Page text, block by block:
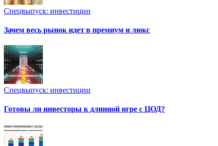
Спецвыпуск: инвестиции
Зачем весь рынок идет в премиум и люкс
Спецвыпуск: инвестиции
Готовы ли инвесторы к длинной игре с ЦОД?